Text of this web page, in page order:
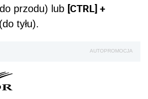
przodu) lub [CTRL] +
(do tyłu).
AUTOPROMOCJA